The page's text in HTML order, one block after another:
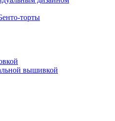
торты
вышивкой